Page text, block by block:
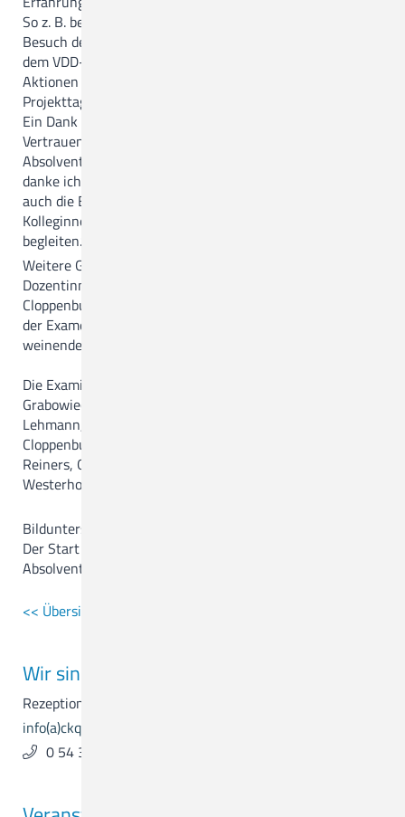
So z. B. bei der Besichtigung eines Schlachthofes, dem
Besuch des Medizinhistorischen Museums in Hamburg,
dem VDD-Kongress in Wolfsburg, aber auch bei eigenen
Aktionen wie dem Tag der Diätassistentinnen oder den
Projekttagen in der Grundschule Hengelage.
Ein Dank ging auch an die Eltern der Examinierten für das
Vertrauen in die Fachschule und nicht zuletzt an die
Absolventinnen und Absolventen: „Dem Examenskurs
danke ich für ihre Offenheit, die Fragen und Kritik, aber
auch die Bereitschaft zu lachen. Es war mir und meinen
Kolleginnen eine große Freude, Sie auf diesem Weg zu
begleiten.“
Weitere Glückwunschbeiträge kamen von den
Dozentinnen der Fachschule sowie vom Küchenleiter Jens
Cloppenburg und seinem Team. Abschließend erinnerte
der Examenskurs selbst mit einem lachenden und einem
weinenden Auge an die Zeit der Ausbildung.
Die Examinierten: Deike Brouwer, Quakenbrück, Beata
Grabowiecka, Holdorf, Aaron Katz, Steinfeld, Carina
Lehmann, Lohne, Lara Nürnberg, Lohne, Alina Oldendahl,
Cloppenburg, Stefanie Plogmann, Essen, Lana-Sophie
Reiners, Quakenbrück, Eva Schmedes, Vechta-Strohe, Lea
Westerhoff, Goldenstedt.
Bildunterschrift:
Der Start ins Berufsleben kann beginnen: Die
Absolventinnen und Absolventen mit dem Dozententeam
<< Übersicht der News
Wir sind für Sie da.
Rezeption & Empfang
info(a)ckq-gmbh.de
0 54 31 . 15 - 0